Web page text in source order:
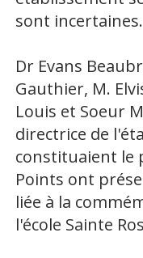
sont incertaines.
Dr Evans
Gauthier, M.
Louis et Soeur
directrice de
constituaient le
Points ont
liée à la
l'école Sainte